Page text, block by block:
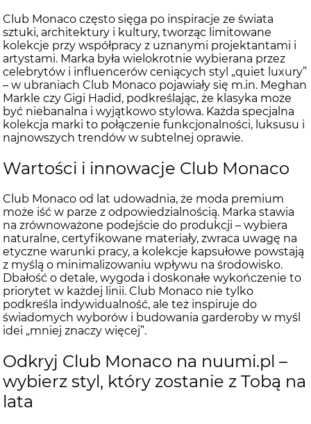
Club Monaco często sięga po inspiracje ze świata
sztuki, architektury i kultury, tworząc limitowane
kolekcje przy współpracy z uznanymi projektantami i
artystami. Marka była wielokrotnie wybierana przez
celebrytów i influencerów ceniących styl „quiet luxury”
– w ubraniach Club Monaco pojawiały się m.in. Meghan
Markle czy Gigi Hadid, podkreślając, że klasyka może
być niebanalna i wyjątkowo stylowa. Każda specjalna
kolekcja marki to połączenie funkcjonalności, luksusu i
najnowszych trendów w subtelnej oprawie.
Wartości i innowacje Club Monaco
Club Monaco od lat udowadnia, że moda premium
może iść w parze z odpowiedzialnością. Marka stawia
na zrównoważone podejście do produkcji – wybiera
naturalne, certyfikowane materiały, zwraca uwagę na
etyczne warunki pracy, a kolekcje kapsułowe powstają
z myślą o minimalizowaniu wpływu na środowisko.
Dbałość o detale, wygoda i doskonałe wykończenie to
priorytet w każdej linii. Club Monaco nie tylko
podkreśla indywidualność, ale też inspiruje do
świadomych wyborów i budowania garderoby w myśl
idei „mniej znaczy więcej”.
Odkryj Club Monaco na nuumi.pl –
wybierz styl, który zostanie z Tobą na
lata